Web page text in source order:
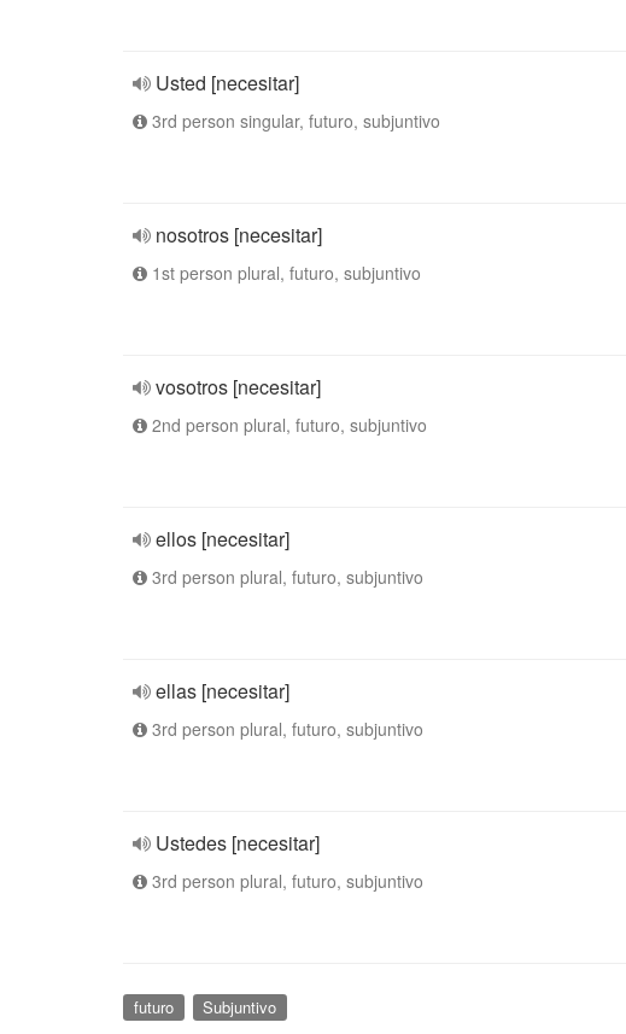
Usted [necesitar]
3rd person singular, futuro, subjuntivo
nosotros [necesitar]
1st person plural, futuro, subjuntivo
vosotros [necesitar]
2nd person plural, futuro, subjuntivo
ellos [necesitar]
3rd person plural, futuro, subjuntivo
ellas [necesitar]
3rd person plural, futuro, subjuntivo
Ustedes [necesitar]
3rd person plural, futuro, subjuntivo
futuro Subjuntivo